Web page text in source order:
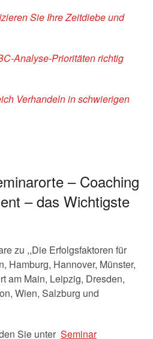
Sie Ihre Zeitdiebe und
Analyse-Prioritäten richtig
Verhandeln in schwierigen
– Coaching
– das Wichtigste
zu ,,Die Erfolgsfaktoren für
Hamburg, Hannover, Münster,
am Main, Leipzig, Dresden,
Wien, Salzburg und
Sie unter Seminar